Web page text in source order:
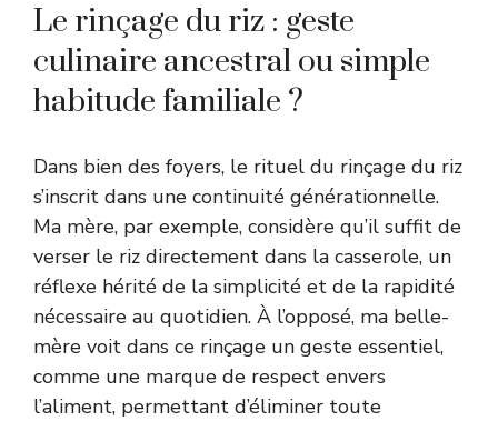
Le rinçage du riz : geste
culinaire ancestral ou simple
habitude familiale ?
Dans bien des foyers, le rituel du rinçage du riz
s’inscrit dans une continuité générationnelle.
Ma mère, par exemple, considère qu’il suffit de
verser le riz directement dans la casserole, un
réflexe hérité de la simplicité et de la rapidité
nécessaire au quotidien. À l’opposé, ma belle-
mère voit dans ce rinçage un geste essentiel,
comme une marque de respect envers
l’aliment, permettant d’éliminer toute